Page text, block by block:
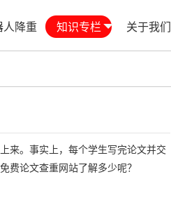
人降重 知识专栏 关于我们
来。事实上，每个学生写完论文并交
费论文查重网站了解多少呢？